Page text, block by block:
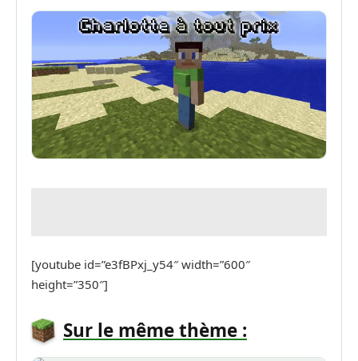
[youtube id=”e3fBPxj_y54″ width=”600″
height=”350″]
Sur le même thème :